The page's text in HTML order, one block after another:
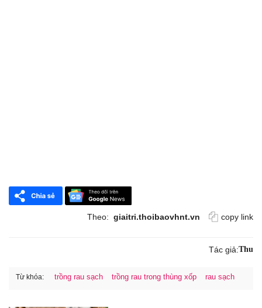
Theo: giaitri.thoibaovhnt.vn copy link
Tác giả:Thu
Từ khóa: trồng rau sạch trồng rau trong thùng xốp rau sạch